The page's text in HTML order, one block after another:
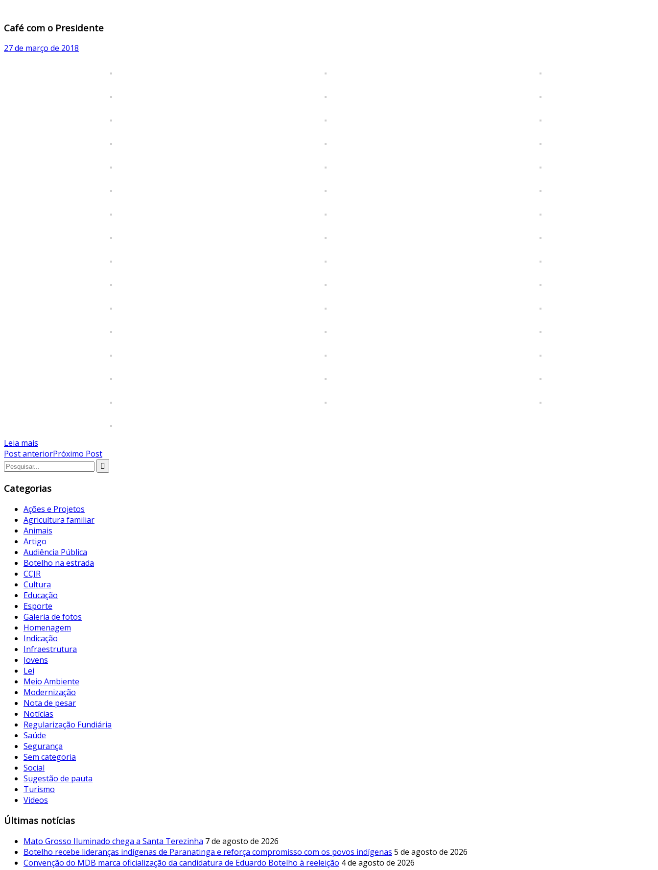
Café com o Presidente
27 de março de 2018
Leia mais
Post anteriorPróximo Post
Categorias
Ações e Projetos
Agricultura familiar
Animais
Artigo
Audiência Pública
Botelho na estrada
CCJR
Cultura
Educação
Esporte
Galeria de fotos
Homenagem
Indicação
Infraestrutura
Jovens
Lei
Meio Ambiente
Modernização
Nota de pesar
Notícias
Regularização Fundiária
Saúde
Segurança
Sem categoria
Social
Sugestão de pauta
Turismo
Videos
Últimas notícias
Mato Grosso Iluminado chega a Santa Terezinha 7 de agosto de 2026
Botelho recebe lideranças indígenas de Paranatinga e reforça compromisso com os povos indígenas 5 de agosto de 2026
Convenção do MDB marca oficialização da candidatura de Eduardo Botelho à reeleição 4 de agosto de 2026